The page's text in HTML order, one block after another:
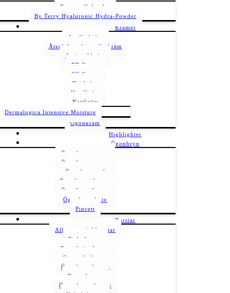
Bronzer/Solpuder
By Terry Hyaluronic Hydra-Powder
Krämer
Ansiktskräm
Återfuktande ansiktskräm
Antirynkkräm
BB Cream
CC Cream
Dagkräm
Handkräm
Nattkräm
Dermalogica Intensive Moisture
Ögonkräm
Highlighter
Ögonbryn
Ögonbrynsserum
Ögonbrynspenna
Ögonbrynsgel
Ögonbrynsskugga
Ögonbrynsborste
Ögonbrynskniv
Pincett
Borstar
Allt om sminkborstar
Puderborste
Foundationborste
Concealerborste
Ögonbrynsborste
Rougeborste
Ögonskuggsborste